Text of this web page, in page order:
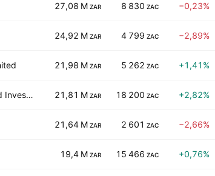
27,08 M ZAR 8 830 ZAC −0,23%
24,92 M ZAR 4 799 ZAC −2,89%
21,98 M ZAR 5 262 ZAC +1,41%
Hosken Consolidated Investments Limited 21,81 M ZAR 18 200 ZAC +2,82%
21,64 M ZAR 2 601 ZAC −2,66%
19,4 M ZAR 15 466 ZAC +0,76%